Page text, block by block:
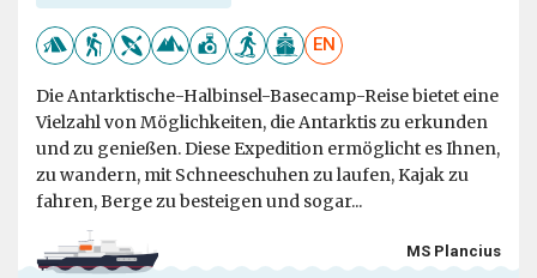
EN
Die Antarktische-Halbinsel-Basecamp-Reise bietet eine
Vielzahl von Möglichkeiten, die Antarktis zu erkunden
und zu genießen. Diese Expedition ermöglicht es Ihnen,
zu wandern, mit Schneeschuhen zu laufen, Kajak zu
fahren, Berge zu besteigen und sogar...
MS Plancius